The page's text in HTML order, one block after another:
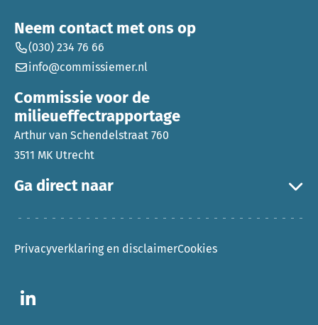
Ga direct naar
Neem contact met ons op
(030) 234 76 66
info@commissiemer.nl
Commissie voor de
milieueffectrapportage
Arthur van Schendelstraat 760
3511 MK Utrecht
Privacyverklaring en disclaimerCookies
Ga naar LinkedIn